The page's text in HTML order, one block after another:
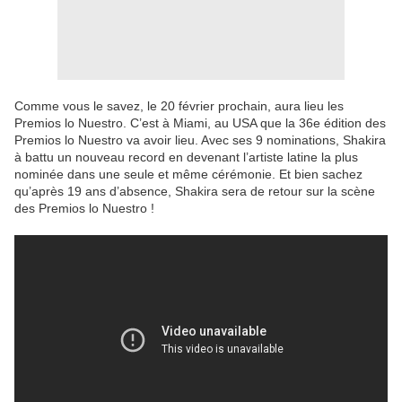
Comme vous le savez, le 20 février prochain, aura lieu les
Premios lo Nuestro. C’est à Miami, au USA que la 36e édition des
Premios lo Nuestro va avoir lieu. Avec ses 9 nominations, Shakira
à battu un nouveau record en devenant l’artiste latine la plus
nominée dans une seule et même cérémonie. Et bien sachez
qu’après 19 ans d’absence, Shakira sera de retour sur la scène
des Premios lo Nuestro !